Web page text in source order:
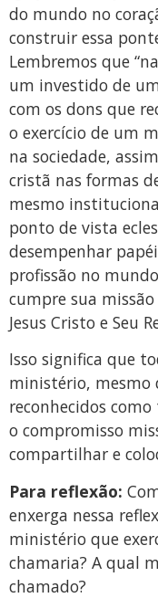
do mundo no
construir essa
Lembremos que
um investido de
com os dons que
o exercício de um
na sociedade,
cristã nas formas
mesmo
ponto de vista
desempenhar
profissão no
cumpre sua
Jesus Cristo e Seu
Isso significa que
ministério, mesmo
reconhecidos como
o compromisso
compartilhar e
Para reflexão:
enxerga nessa
ministério que
chamaria? A qual
chamado?